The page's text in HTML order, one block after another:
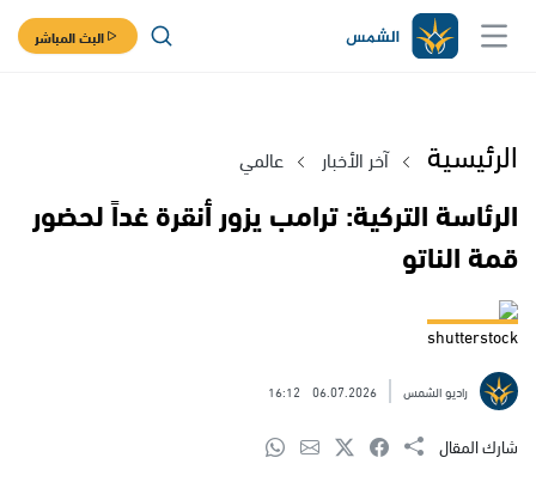
البث المباشر
الرئيسية آخر الأخبار عالمي
الرئاسة التركية: ترامب يزور أنقرة غداً لحضور
قمة الناتو
shutterstock
راديو الشمس 06.07.2026
16:12
شارك المقال